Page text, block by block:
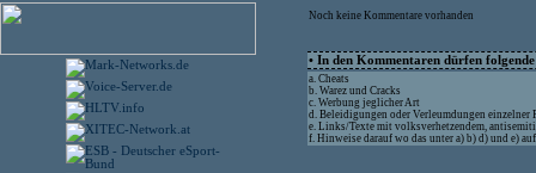
Noch keine Kommentare vorhanden
• In den Kommentaren dürfen
a. Cheats
b. Warez und Cracks
c. Werbung jeglicher Art
d. Beleidigungen oder Verleumdungen einzelner
e. Links/Texte mit volksverhetzendem,
f. Hinweise darauf wo das unter a) b) d) und e)